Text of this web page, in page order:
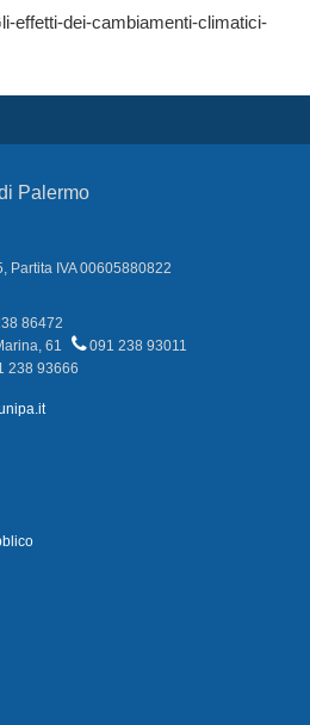
effetti-dei-cambiamenti-climatici-
Palermo
Partita IVA 00605880822
86472
61
091 238 93011
238 93666